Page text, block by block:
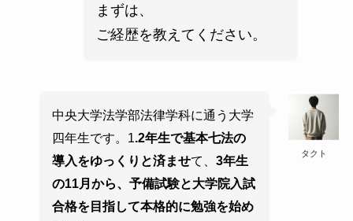
まずは、
ご経歴を教えてください。
タクト
中央大学法学部法律学科に通う大学
四年生です。1.2年生で基本七法の
導入をゆっくりと済ませて、3年生
の11月から、予備試験と大学院入試
合格を目指して本格的に勉強を始め